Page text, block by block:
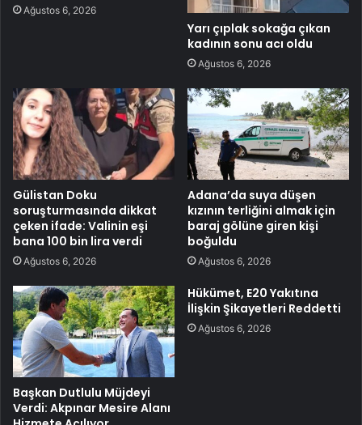
Ağustos 6, 2026
Yarı çıplak sokağa çıkan
kadının sonu acı oldu
Ağustos 6, 2026
Gülistan Doku
soruşturmasında dikkat
çeken ifade: Valinin eşi
bana 100 bin lira verdi
Ağustos 6, 2026
Adana’da suya düşen
kızının terliğini almak için
baraj gölüne giren kişi
boğuldu
Ağustos 6, 2026
Başkan Dutlulu Müjdeyi
Verdi: Akpınar Mesire Alanı
Hükümet, E20 Yakıtına
İlişkin Şikayetleri Reddetti
Ağustos 6, 2026